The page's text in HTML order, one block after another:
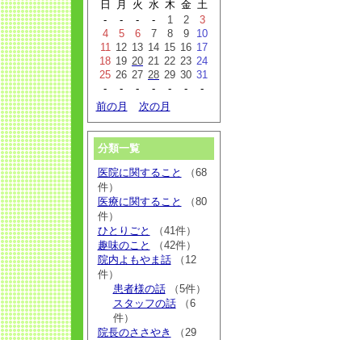
日
月 火 水 木 金 土
-
- - - 1 2
3
4
5 6 7 8 9
10
11 12 13 14 15 16 17
18 19 20 21 22 23 24
25 26 27 28 29 30 31
-
- - - - -
-
前の月
次の月
分類一覧
医院に関すること
（68
件）
医療に関すること
（80
件）
ひとりごと
（41件）
趣味のこと
（42件）
院内よもやま話（12
件）
患者様の話（5件）
スタッフの話（6
件）
院長のささやき
（29